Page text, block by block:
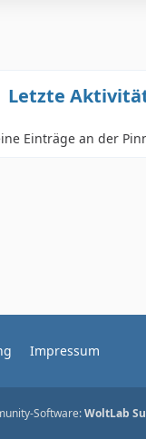
Letzte
Einträge an der
Impressum
Software:WoltLab